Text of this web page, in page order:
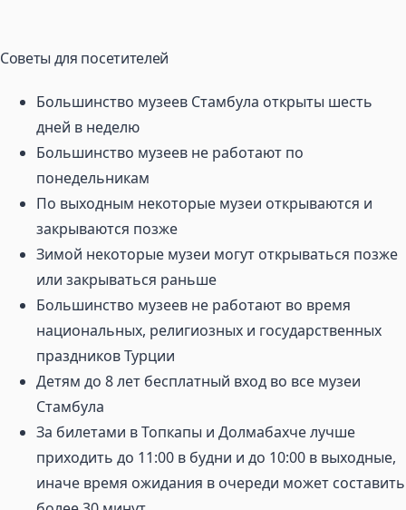
Советы для посетителей
Большинство музеев Стамбула открыты шесть
дней в неделю
Большинство музеев не работают по
понедельникам
По выходным некоторые музеи открываются и
закрываются позже
Зимой некоторые музеи могут открываться позже
или закрываться раньше
Большинство музеев не работают во время
национальных, религиозных и государственных
праздников Турции
Детям до 8 лет бесплатный вход во все музеи
Стамбула
За билетами в Топкапы и Долмабахче лучше
приходить до 11:00 в будни и до 10:00 в выходные,
иначе время ожидания в очереди может составить